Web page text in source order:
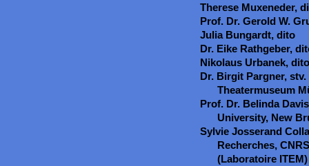
Therese Muxeneder,
Prof. Dr. Gerold W.
Julia Bungardt, dito
Dr. Eike Rathgeber,
Nikolaus Urbanek, dito
Dr. Birgit Pargner,
Theatermuseum
Prof. Dr. Belinda
University, New
Sylvie Josserand
Recherches,
(Laboratoire ITEM)